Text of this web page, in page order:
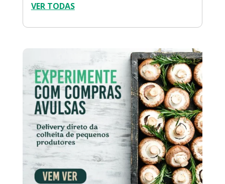
VER TODAS